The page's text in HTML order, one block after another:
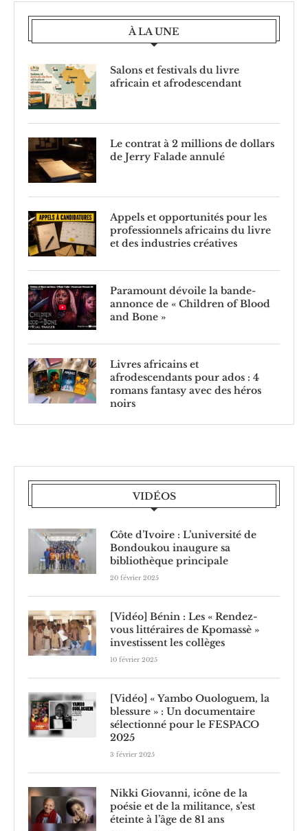
À LA UNE
Salons et festivals du livre
africain et afrodescendant
Le contrat à 2 millions de dollars
de Jerry Falade annulé
Appels et opportunités pour les
professionnels africains du livre
et des industries créatives
Paramount dévoile la bande-
annonce de « Children of Blood
and Bone »
Livres africains et
afrodescendants pour ados : 4
romans fantasy avec des héros
noirs
VIDÉOS
Côte d’Ivoire : L’université de
Bondoukou inaugure sa
bibliothèque principale
20 février 2025
[Vidéo] Bénin : Les « Rendez-
vous littéraires de Kpomassè »
investissent les collèges
10 février 2025
[Vidéo] « Yambo Ouologuem, la
blessure » : Un documentaire
sélectionné pour le FESPACO
2025
3 février 2025
Nikki Giovanni, icône de la
poésie et de la militance, s’est
éteinte à l’âge de 81 ans